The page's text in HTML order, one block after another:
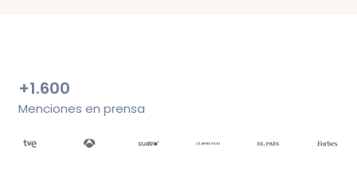
+1.600
Menciones en prensa